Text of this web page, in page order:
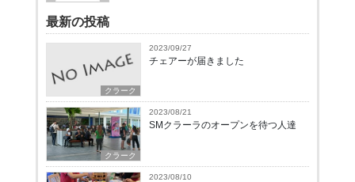
最新の投稿
クラーク
2023/09/27
チェアーが届きました
クラーク
2023/08/21
SMクラーラのオープンを待つ人達
2023/08/10